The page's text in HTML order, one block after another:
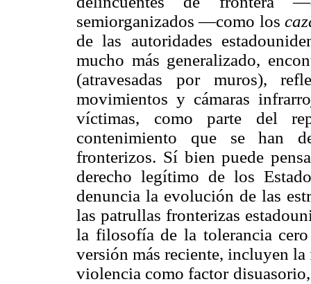
semiorganizados —como los
de las autoridades
mucho más generalizado,
(atravesadas por muros),
movimientos y cámaras
víctimas, como parte del
contenimiento que se han
fronterizos. Sí bien puede
derecho legítimo de los
denuncia la evolución de las
las patrullas fronterizas
la filosofía de la tolerancia
versión más reciente, incluyen
violencia como factor